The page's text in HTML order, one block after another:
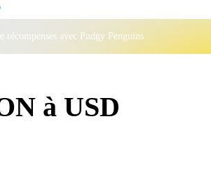
récompenses avec Pudgy Penguins
à USD